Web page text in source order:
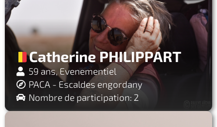
Catherine PHILIPPART
59 ans, Evenementiel
PACA - Escaldes engordany
Nombre de participation: 2